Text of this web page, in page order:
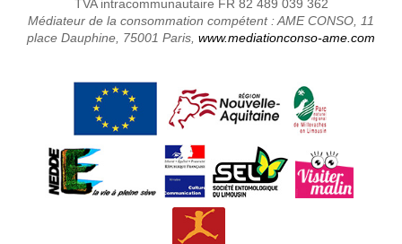
TVA intracommunautaire FR 82 489 039 362
Médiateur de la consommation compétent : AME CONSO, 11
place Dauphine, 75001 Paris, www.mediationconso-ame.com